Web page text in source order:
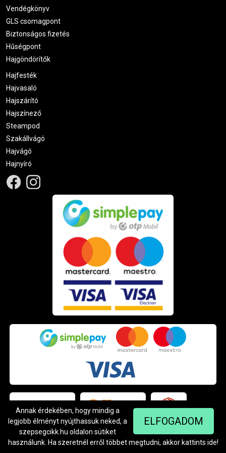
Akár ingyenes házhozszállítás
Válaszd ki, rendeld meg, és légy te a legjobb körmös a
környéken!
Vendégkönyv
GLS csomagpont
Biztonságos fizetés
Hűségpont
Hajgöndörítők
Hajfesték
Hajvasaló
Hajszárító
Hajszínező
Steampod
Szakállvágó
Hajvágó
Hajnyíró
ELFOGADOM
Annak érdekében, hogy mindig a
legjobb élményt nyújthassuk neked, a
szepsegcikk.hu oldalon sütiket
használunk. Ha szeretnél erről többet megtudni, akkor kattints ide!